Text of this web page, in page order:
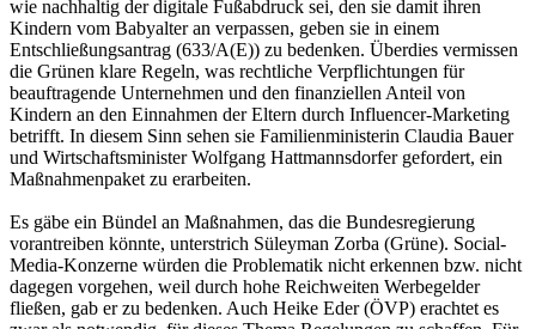
wie nachhaltig der digitale Fußabdruck sei, den sie damit ihren
Kindern vom Babyalter an verpassen, geben sie in einem
Entschließungsantrag (633/A(E)) zu bedenken. Überdies vermissen
die Grünen klare Regeln, was rechtliche Verpflichtungen für
beauftragende Unternehmen und den finanziellen Anteil von
Kindern an den Einnahmen der Eltern durch Influencer-Marketing
betrifft. In diesem Sinn sehen sie Familienministerin Claudia Bauer
und Wirtschaftsminister Wolfgang Hattmannsdorfer gefordert, ein
Maßnahmenpaket zu erarbeiten.
Es gäbe ein Bündel an Maßnahmen, das die Bundesregierung
vorantreiben könnte, unterstrich Süleyman Zorba (Grüne). Social-
Media-Konzerne würden die Problematik nicht erkennen bzw. nicht
dagegen vorgehen, weil durch hohe Reichweiten Werbegelder
fließen, gab er zu bedenken. Auch Heike Eder (ÖVP) erachtet es